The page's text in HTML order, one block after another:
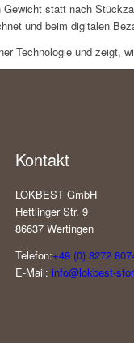
statt nach
und beim digitalen
Technologie und
Kontakt
LOKBEST GmbH
Hettlinger Str. 9
86637 Wertingen
Telefon:+49 (0) 8272
E-Mail:info@lokbest-